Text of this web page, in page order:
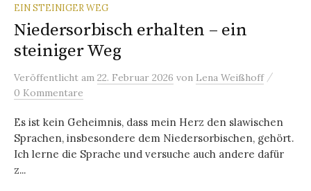
EIN STEINIGER WEG
Niedersorbisch erhalten – ein
steiniger Weg
Veröffentlicht am 22. Februar 2026 von Lena Weißhoff /
0 Kommentare
Es ist kein Geheimnis, dass mein Herz den slawischen
Sprachen, insbesondere dem Niedersorbischen, gehört.
Ich lerne die Sprache und versuche auch andere dafür
z...